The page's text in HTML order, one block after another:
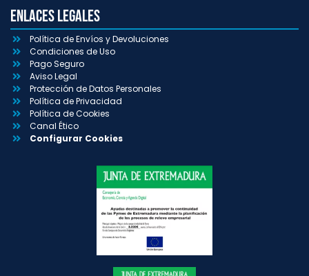
Enlaces Legales
Política de Envíos y Devoluciones
Condiciones de Uso
Pago Seguro
Aviso Legal
Protección de Datos Personales
Política de Privacidad
Política de Cookies
Canal Ético
Configurar Cookies